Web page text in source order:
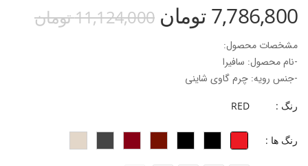
7,786,800 تومان 11,124,000 تومان
مشخصات محصول:
-نام محصول: سافیرا
-جنس رویه: چرم گاوی شاینی
-جنس زیره: تی پی یو
-جنس پاشنه: بخشی از زیره
-ارتفاع پاشنه: ۱ سانتی‌متر
رنگ : RED
رنگ ها :